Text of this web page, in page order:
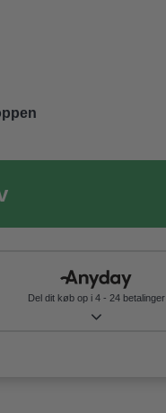
Del dit køb op i 4 - 24 betalinger